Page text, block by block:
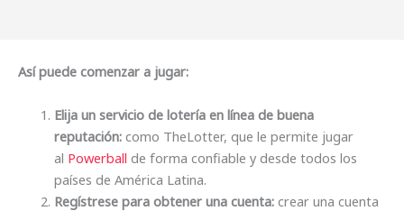
Así puede comenzar a jugar:
Elija un servicio de lotería en línea de buena
reputación: como TheLotter, que le permite jugar
al Powerball de forma confiable y desde todos los
países de América Latina.
Regístrese para obtener una cuenta: crear una cuenta